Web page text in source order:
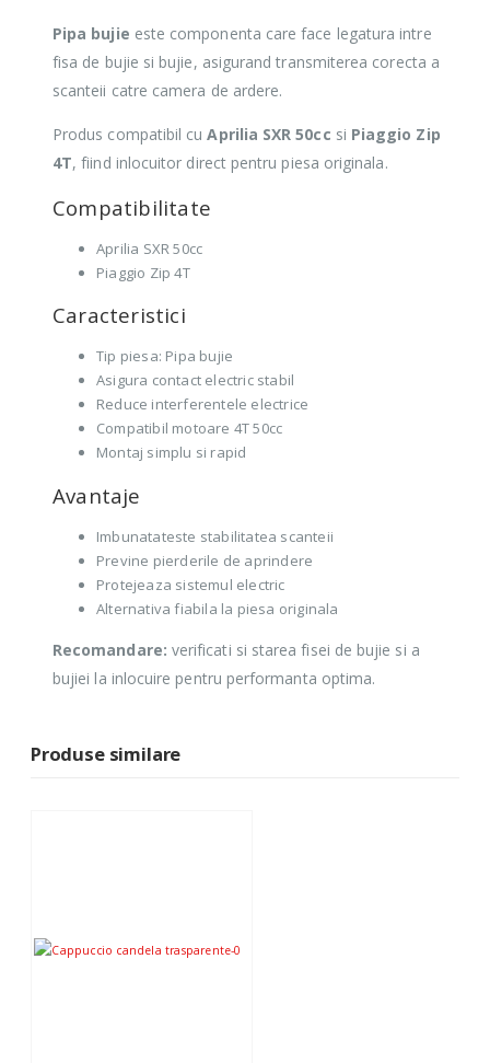
Pipa bujie este componenta care face legatura intre
fisa de bujie si bujie, asigurand transmiterea corecta a
scanteii catre camera de ardere.
Produs compatibil cuAprilia SXR 50cc si Piaggio Zip
4T, fiind inlocuitor direct pentru piesa originala.
Compatibilitate
Aprilia SXR 50cc
Piaggio Zip 4T
Caracteristici
Tip piesa: Pipa bujie
Asigura contact electric stabil
Reduce interferentele electrice
Compatibil motoare 4T 50cc
Montaj simplu si rapid
Avantaje
Imbunatateste stabilitatea scanteii
Previne pierderile de aprindere
Protejeaza sistemul electric
Alternativa fiabila la piesa originala
Recomandare: verificati si starea fisei de bujie si a
bujiei la inlocuire pentru performanta optima.
Produse similare